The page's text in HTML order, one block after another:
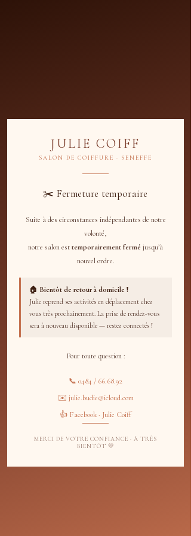
Programmer votre
Consultez nos disponibilités et
réservez la date et l'heure qui vous
conviennent.
JULIE COIFF
SALON DE COIFFURE · SENEFFE
✂️ Fermeture temporaire
Suite à des circonstances indépendantes de notre
volonté,
notre salon esttemporairement fermé jusqu’à
nouvel ordre.
🏠 Bientôt de retour à domicile !
Julie reprend ses activités en déplacement chez
vous très prochainement. La prise de rendez-vous
sera à nouveau disponible — restez connectés !
Pour toute question :
📞 0484 / 66.68.92
✉️ julie.budie@icloud.com
👍 Facebook · Julie Coiff
MERCI DE VOTRE CONFIANCE · À TRÈS
BIENTÔT 💛